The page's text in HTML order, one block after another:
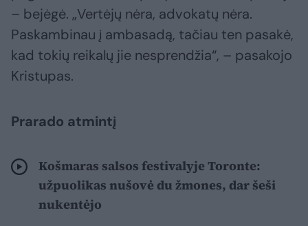
– bejėgė. „Vertėjų nėra, advokatų nėra.
Paskambinau į ambasadą, tačiau ten pasakė,
kad tokių reikalų jie nesprendžia“, – pasakojo
Kristupas.
Prarado atmintį
Košmaras salsos festivalyje Toronte:
užpuolikas nušovė du žmones, dar šeši
nukentėjo